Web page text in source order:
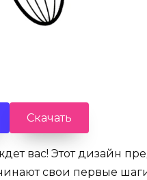
Скачать
вас! Этот дизайн
свои первые